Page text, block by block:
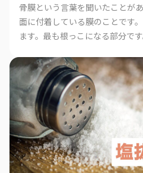
骨膜という言葉を聞いたことが
面に付着している膜のことです
ます。最も根っこになる部分です